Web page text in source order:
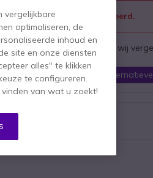
niet meer geproduceerd.
Om u van dienst te zijn bieden wij
Bekijk
vergelijkbare
optimaliseren, de
inhoud en
site en onze diensten
alles" te klikken
te configureren.
van wat u zoekt!